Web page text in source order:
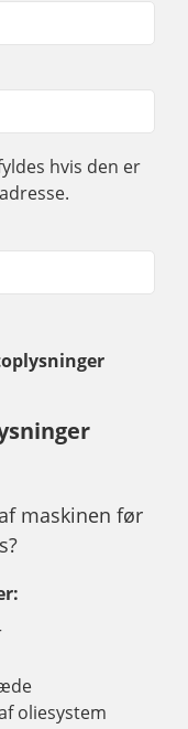
hvis den er
maskinen før
oliesystem